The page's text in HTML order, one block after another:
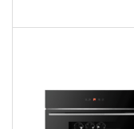
of